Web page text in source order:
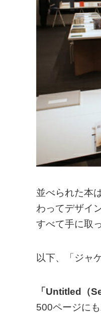
並べられた本
わってデザイ
すべて手に取
以下、「ジャ
「Untitled（
500ページに